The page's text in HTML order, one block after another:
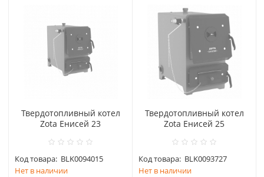
Твердотопливный котел
Zota Енисей 23
Код товара: BLK0094015
Нет в наличии
Твердотопливный котел
Zota Енисей 25
Код товара: BLK0093727
Нет в наличии